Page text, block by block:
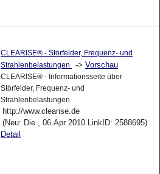
CLEARISE® - Störfelder, Frequenz- und
Strahlenbelastungen
-> Vorschau
CLEARISE® - Informationsseite über
Störfelder, Frequenz- und
Strahlenbelastungen
http://www.clearise.de
(Neu: Die , 06.Apr 2010 LinkID: 2588695)
Detail